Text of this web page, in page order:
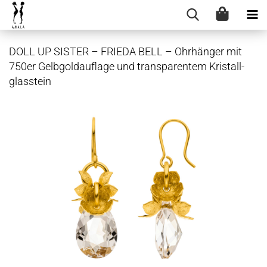
DOLL UP SIS­TER – FRIE­DA BELL – Ohr­hän­ger mit
750er Gelb­gold­auf­la­ge und trans­pa­ren­tem Kris­tall­
glas­stein